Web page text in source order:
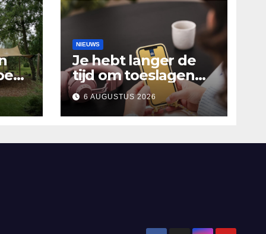
NIEUWS
Je hebt langer de
tijd om toeslagen
aan te vragen over
2025
6 AUGUSTUS 2026